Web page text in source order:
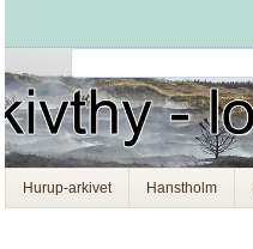
Hurup-arkivet Hanstholm